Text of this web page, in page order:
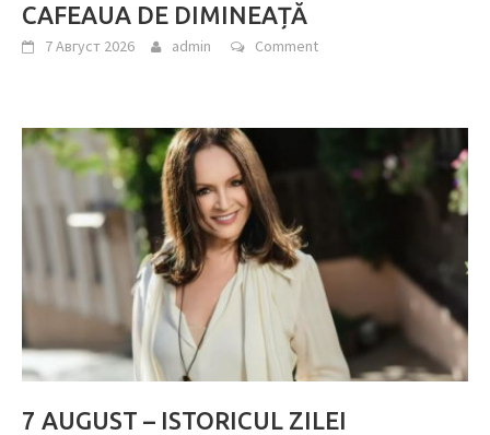
CAFEAUA DE DIMINEAȚĂ
7 Август 2026 admin Comment
7 AUGUST – ISTORICUL ZILEI